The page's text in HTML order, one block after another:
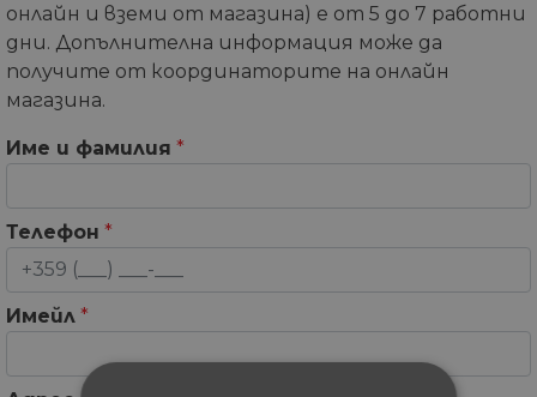
онлайн и вземи от магазина) е от 5 до 7 работни
дни. Допълнителна информация може да
получите от координаторите на онлайн
магазина.
Име и фамилия *
Телефон *
Имейл *